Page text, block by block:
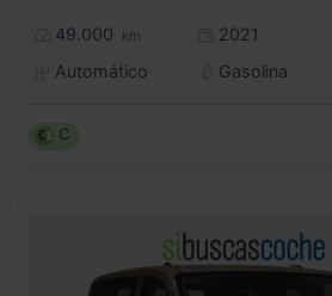
49.000 km
2021
Automático
Gasolina
C